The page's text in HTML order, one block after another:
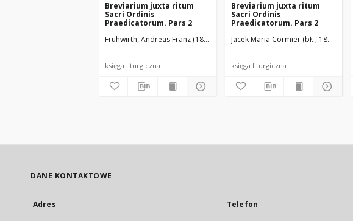
Breviarium juxta ritum
Sacri Ordinis
Praedicatorum. Pars 2
Frühwirth, Andreas Franz (1845-1933) Ordo Fratrum Praedicatorum
księga liturgiczna
Breviarium juxta ritum
Sacri Ordinis
Praedicatorum. Pars 2
Jacek Maria Cormier (bł. ; 1832-1916)
księga liturgiczna
DANE KONTAKTOWE
Adres Telefon